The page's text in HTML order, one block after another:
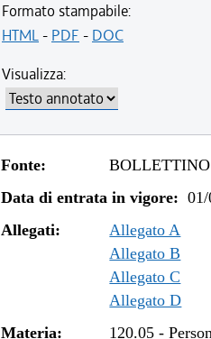
Formato stampabile:
HTML- PDF - DOC
Visualizza:
Fonte:
Data di entrata in vigore:
Allegati:
Allegato A
Allegato B
Allegato C
Allegato D
Materia:
120.05 -